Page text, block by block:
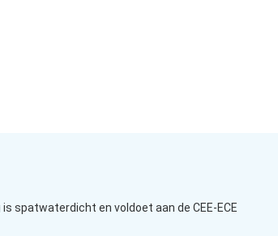
spatwaterdicht en voldoet aan de CEE-ECE